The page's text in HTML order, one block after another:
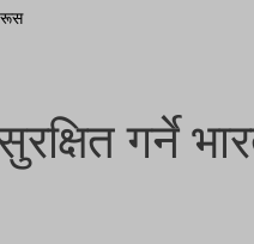
​​रूस
गर्ने